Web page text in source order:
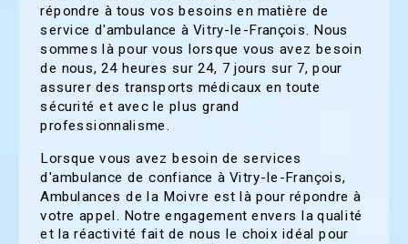
répondre à tous vos besoins en matière de
service d'ambulance à Vitry-le-François. Nous
sommes là pour vous lorsque vous avez besoin
de nous, 24 heures sur 24, 7 jours sur 7, pour
assurer des transports médicaux en toute
sécurité et avec le plus grand
professionnalisme.
Lorsque vous avez besoin de services
d'ambulance de confiance à Vitry-le-François,
Ambulances de la Moivre est là pour répondre à
votre appel. Notre engagement envers la qualité
et la réactivité fait de nous le choix idéal pour